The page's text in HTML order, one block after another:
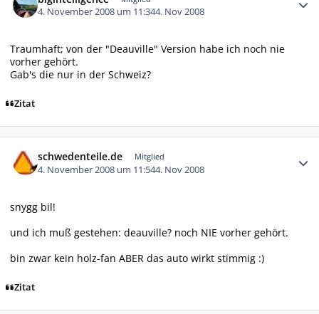
4. November 2008 um 11:344. Nov 2008
Traumhaft; von der "Deauville" Version habe ich noch nie
vorher gehört.
Gab's die nur in der Schweiz?
Zitat
schwedenteile.de Mitglied
4. November 2008 um 11:544. Nov 2008
snygg bil!
und ich muß gestehen: deauville? noch NIE vorher gehört.
bin zwar kein holz-fan ABER das auto wirkt stimmig :)
Zitat